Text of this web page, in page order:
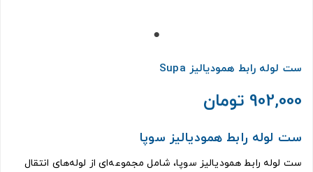
ست لوله رابط همودیالیز Supa
902,000 تومان
ست لوله رابط همودیالیز سوپا
ست لوله رابط همودیالیز سوپا، شامل مجموعه‌ای از لوله‌های انتقال